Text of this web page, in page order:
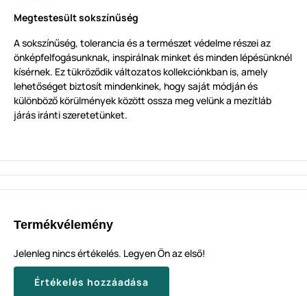
Megtestesült sokszínűség
A sokszínűség, tolerancia és a természet védelme részei az
önképfelfogásunknak, inspirálnak minket és minden lépésünknél
kísérnek. Ez tükröződik változatos kollekciónkban is, amely
lehetőséget biztosít mindenkinek, hogy saját módján és
különböző körülmények között ossza meg velünk a mezítláb
járás iránti szeretetünket.
Termékvélemény
Jelenleg nincs értékelés. Legyen Ön az első!
Értékelés hozzáadása